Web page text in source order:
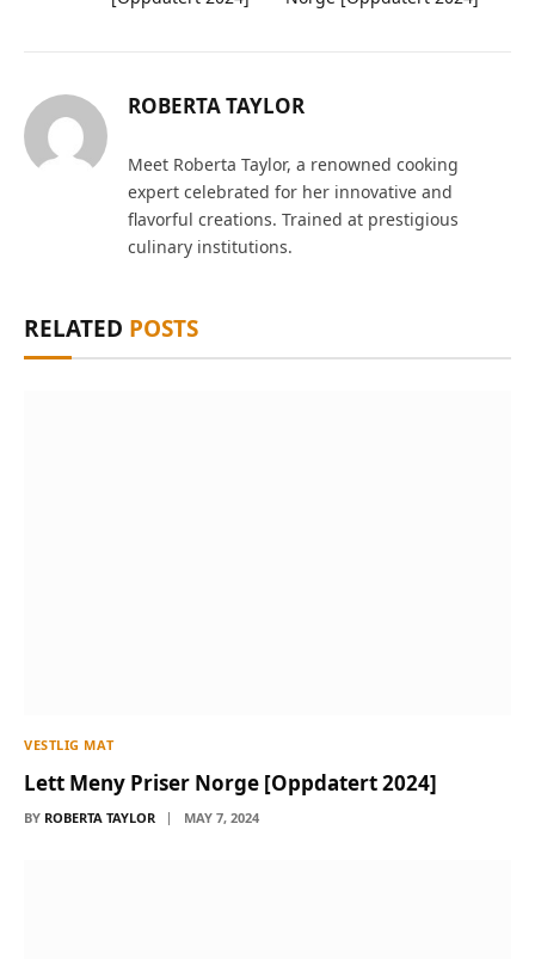
ROBERTA TAYLOR
Meet Roberta Taylor, a renowned cooking
expert celebrated for her innovative and
flavorful creations. Trained at prestigious
culinary institutions.
RELATED POSTS
VESTLIG MAT
Lett Meny Priser Norge [Oppdatert 2024]
BY ROBERTA TAYLOR MAY 7, 2024